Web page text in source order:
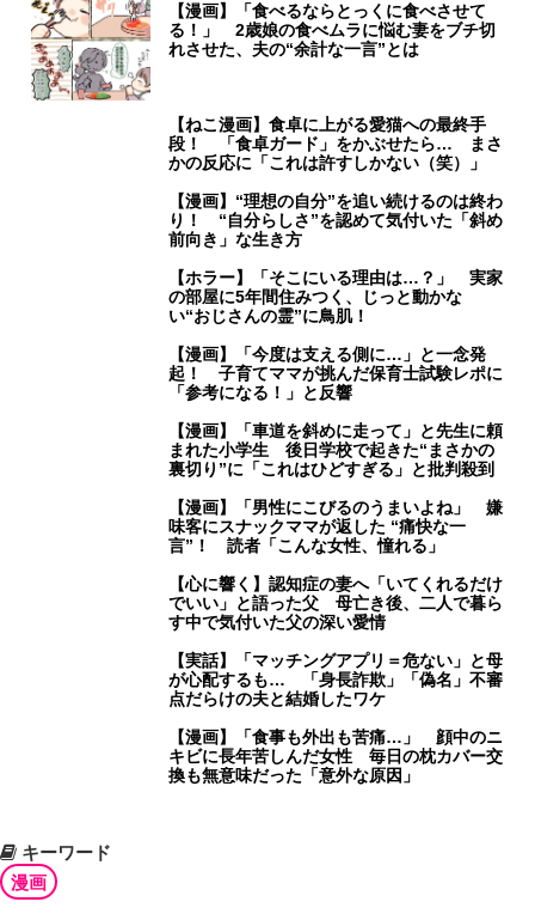
【漫画】「食べるならとっくに食べさせて
る！」 2歳娘の食べムラに悩む妻をブチ切
れさせた、夫の“余計な一言”とは
【ねこ漫画】食卓に上がる愛猫への最終手
段！ 「食卓ガード」をかぶせたら… まさ
かの反応に「これは許すしかない（笑）」
【漫画】“理想の自分”を追い続けるのは終わ
り！ “自分らしさ”を認めて気付いた「斜め
前向き」な生き方
【ホラー】「そこにいる理由は…？」 実家
の部屋に5年間住みつく、じっと動かな
い“おじさんの霊”に鳥肌！
【漫画】「今度は支える側に…」と一念発
起！ 子育てママが挑んだ保育士試験レポに
「参考になる！」と反響
【漫画】「車道を斜めに走って」と先生に頼
まれた小学生 後日学校で起きた“まさかの
裏切り”に「これはひどすぎる」と批判殺到
【漫画】「男性にこびるのうまいよね」 嫌
味客にスナックママが返した “痛快な一
言”！ 読者「こんな女性、憧れる」
【心に響く】認知症の妻へ「いてくれるだけ
でいい」と語った父 母亡き後、二人で暮ら
す中で気付いた父の深い愛情
【実話】「マッチングアプリ＝危ない」と母
が心配するも… 「身長詐欺」「偽名」不審
点だらけの夫と結婚したワケ
【漫画】「食事も外出も苦痛…」 顔中のニ
キビに長年苦しんだ女性 毎日の枕カバー交
換も無意味だった「意外な原因」
キーワード
漫画